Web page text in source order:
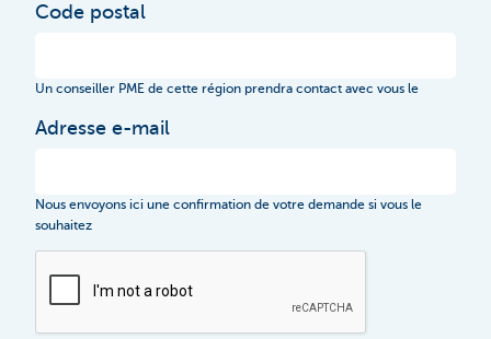
Code postal
Un conseiller PME de cette région prendra contact avec vous le
Adresse e-mail
Nous envoyons ici une confirmation de votre demande si vous le
souhaitez